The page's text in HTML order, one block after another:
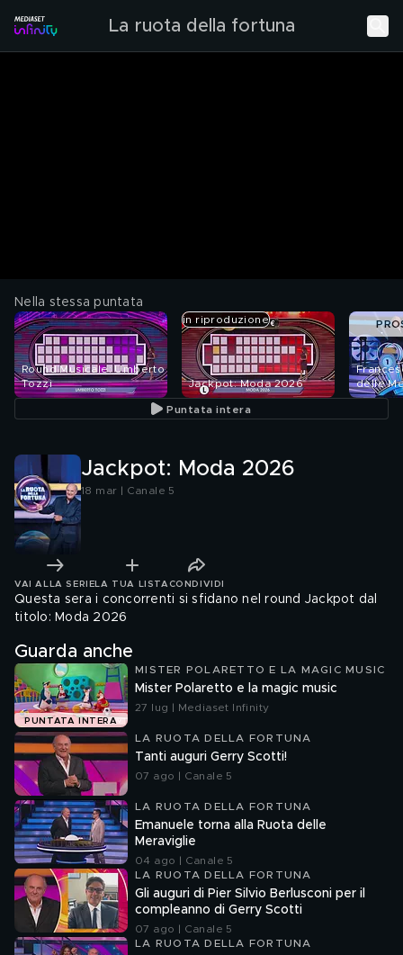
La ruota della fortuna
Nella stessa puntata
Round Musicale: Umberto
Tozzi
in riproduzione
Jackpot: Moda 2026
delle
Puntata intera
Jackpot: Moda 2026
18 mar | Canale 5
VAI ALLA SERIE LA TUA LISTA CONDIVIDI
Questa sera i concorrenti si sfidano nel round Jackpot dal
titolo: Moda 2026
Guarda anche
PUNTATA INTERA
MISTER POLARETTO E LA MAGIC MUSIC
Mister Polaretto e la magic music
27 lug | Mediaset Infinity
LA RUOTA DELLA FORTUNA
Tanti auguri Gerry Scotti!
07 ago | Canale 5
LA RUOTA DELLA FORTUNA
Emanuele torna alla Ruota delle
Meraviglie
04 ago | Canale 5
LA RUOTA DELLA FORTUNA
Gli auguri di Pier Silvio Berlusconi per il
compleanno di Gerry Scotti
07 ago | Canale 5
LA RUOTA DELLA FORTUNA